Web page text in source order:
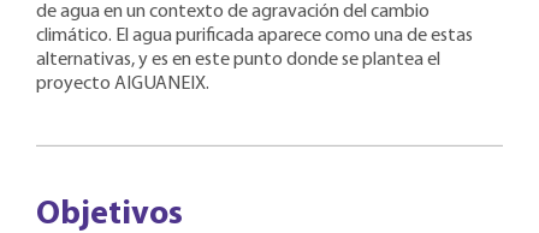
de agua en un contexto de agravación del cambio
climático. El agua purificada aparece como una de estas
alternativas, y es en este punto donde se plantea el
proyecto AIGUANEIX.
Objetivos